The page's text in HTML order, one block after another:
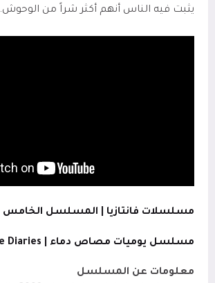
يثبت فيه الناس أنهم أكثر شراً من الوحوش.
مسلسلات فانتازيا | المسلسل الخامس
مسلسل يوميات مصاص دماء | The Vampire Diaries
معلومات عن المسلسل